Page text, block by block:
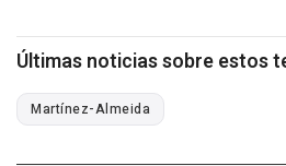
Últimas noticias sobre estos
Martínez-Almeida